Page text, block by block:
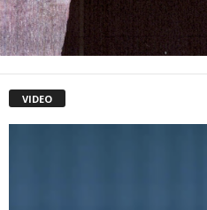
VIDEO